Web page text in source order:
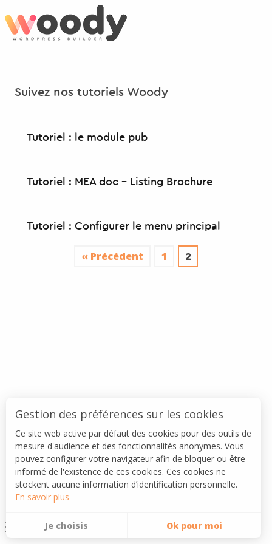
au
contenu
Suivez nos tutoriels Woody
Tutoriel : le module pub
Tutoriel : MEA doc – Listing Brochure
Tutoriel : Configurer le menu principal
« Précédent 1 2
Gestion des préférences sur les cookies
Ce site web active par défaut des cookies pour des outils de
mesure d'audience et des fonctionnalités anonymes. Vous
pouvez configurer votre navigateur afin de bloquer ou être
informé de l'existence de ces cookies. Ces cookies ne
stockent aucune information d’identification personnelle.
En savoir plus
Je choisis Ok pour moi